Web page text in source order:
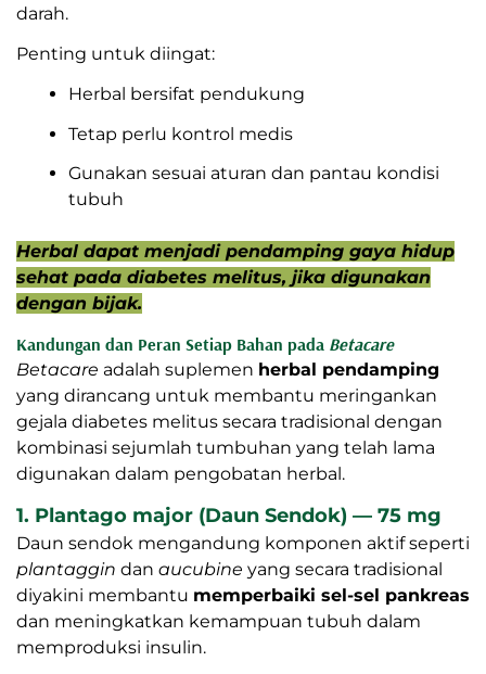
darah.
Penting untuk diingat:
Herbal bersifat pendukung
Tetap perlu kontrol medis
Gunakan sesuai aturan dan pantau kondisi
tubuh
Herbal dapat menjadi pendamping gaya hidup
sehat pada diabetes melitus, jika digunakan
dengan bijak.
Kandungan dan Peran Setiap Bahan pada Betacare
Betacare adalah suplemen herbal pendamping
yang dirancang untuk membantu meringankan
gejala diabetes melitus secara tradisional dengan
kombinasi sejumlah tumbuhan yang telah lama
digunakan dalam pengobatan herbal.
1. Plantago major (Daun Sendok) — 75 mg
Daun sendok mengandung komponen aktif seperti
plantaggin dan aucubine yang secara tradisional
diyakini membantu memperbaiki sel-sel pankreas
dan meningkatkan kemampuan tubuh dalam
memproduksi insulin.